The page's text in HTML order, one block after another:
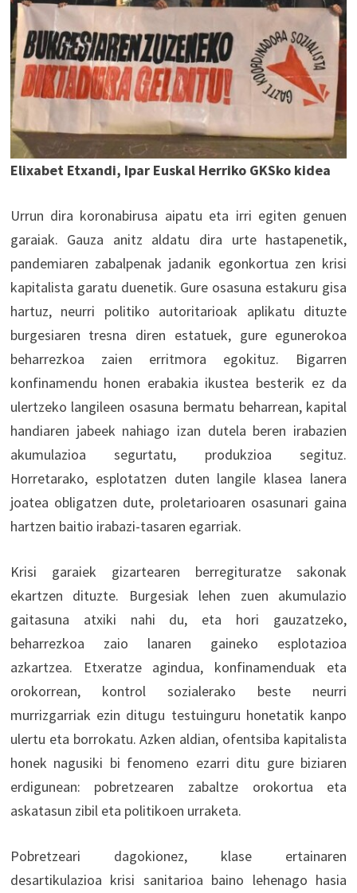
Elixabet Etxandi, Ipar Euskal Herriko GKSko kidea
Urrun dira koronabirusa aipatu eta irri egiten genuen
garaiak. Gauza anitz aldatu dira urte hastapenetik,
pandemiaren zabalpenak jadanik egonkortua zen krisi
kapitalista garatu duenetik. Gure osasuna estakuru gisa
hartuz, neurri politiko autoritarioak aplikatu dituzte
burgesiaren tresna diren estatuek, gure egunerokoa
beharrezkoa zaien erritmora egokituz. Bigarren
konfinamendu honen erabakia ikustea besterik ez da
ulertzeko langileen osasuna bermatu beharrean, kapital
handiaren jabeek nahiago izan dutela beren irabazien
akumulazioa segurtatu, produkzioa segituz.
Horretarako, esplotatzen duten langile klasea lanera
joatea obligatzen dute, proletarioaren osasunari gaina
hartzen baitio irabazi-tasaren egarriak.
Krisi garaiek gizartearen berregituratze sakonak
ekartzen dituzte. Burgesiak lehen zuen akumulazio
gaitasuna atxiki nahi du, eta hori gauzatzeko,
beharrezkoa zaio lanaren gaineko esplotazioa
azkartzea. Etxeratze agindua, konfinamenduak eta
orokorrean, kontrol sozialerako beste neurri
murrizgarriak ezin ditugu testuinguru honetatik kanpo
ulertu eta borrokatu. Azken aldian, ofentsiba kapitalista
honek nagusiki bi fenomeno ezarri ditu gure biziaren
erdigunean: pobretzearen zabaltze orokortua eta
askatasun zibil eta politikoen urraketa.
Pobretzeari dagokionez, klase ertainaren
desartikulazioa krisi sanitarioa baino lehenago hasia